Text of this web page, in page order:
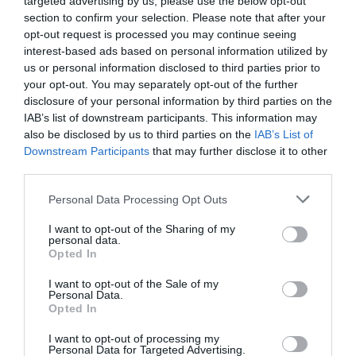
section to confirm your selection. Please note that after your
opt-out request is processed you may continue seeing
interest-based ads based on personal information utilized by
us or personal information disclosed to third parties prior to
your opt-out. You may separately opt-out of the further
disclosure of your personal information by third parties on the
IAB’s list of downstream participants. This information may
also be disclosed by us to third parties on the IAB’s List of
Downstream Participants that may further disclose it to other
Personal Data Processing Opt Outs
I want to opt-out of the Sharing of my
personal data.
Opted In
I want to opt-out of the Sale of my
Personal Data.
Opted In
I want to opt-out of processing my
Personal Data for Targeted Advertising.
avec le logo de Ryannair en toile de fond.
Bref, pas chère la pub.
Pas étonnant que cette compagnie fonctionne avec une telle
maestria marketing et communication…
Ca laisse réveur.
RÉPONDRE
Aie Pepitoa commenté :
17 octobre 2012 - 9 h 15
min
gente d’hotesses sur les vols RYR ? En ce qui me concerne, a
part des filles moches, frustrées de la vie et un rien zélées
non je vois pas.